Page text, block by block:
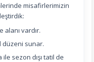
misafirlerimizin
alanı vardır.
düzeni sunar.
sezon dışı tatil de